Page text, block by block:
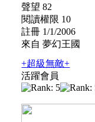
聲望 82
閱讀權限 10
註冊 1/1/2006
來自 夢幻王國
+超級無敵+
活躍會員